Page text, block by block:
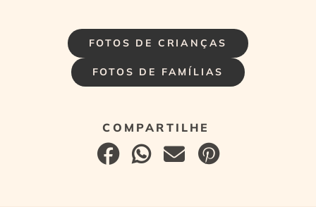
FOTOS DE CRIANÇAS
FOTOS DE FAMÍLIAS